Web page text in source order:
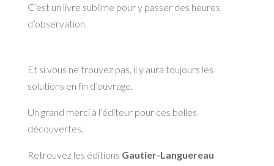
C’est un livre sublime pour y passer des heures
d’observation.
Et si vous ne trouvez pas, il y aura toujours les
solutions en fin d’ouvrage.
Un grand merci à l’éditeur pour ces belles
découvertes.
Retrouvez les éditions Gautier-Languereau